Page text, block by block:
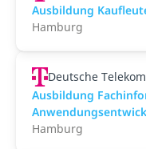
Ausbildung
Hamburg
Deutsche
Ausbildung
Hamburg